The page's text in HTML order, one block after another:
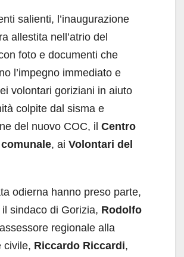
salienti, l’inaugurazione
allestita nell’atrio del
foto e documenti che
l’impegno immediato e
volontari goriziani in aiuto
colpite dal sisma e
del nuovo COC, il Centro
, ai Volontari del
odierna hanno preso parte,
sindaco di Gorizia, Rodolfo
regionale alla
civile, Riccardo Riccardi,